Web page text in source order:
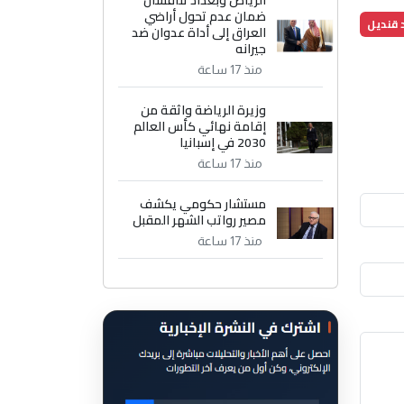
قنديل ضمان عدم تحول أراضي
العراق إلى أداة عدوان ضد
جيرانه
منذ 17 ساعة
وزيرة الرياضة واثقة من
إقامة نهائي كأس العالم
2030 في إسبانيا
منذ 17 ساعة
مستشار حكومي يكشف
مصير رواتب الشهر المقبل
منذ 17 ساعة